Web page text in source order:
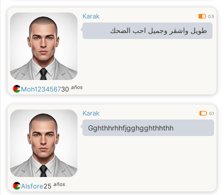
Karak 0.5
طويل واشقر وجميل احب الضحك
Moh123456730 años
Karak 0.1
Gghthhrhhfjgghgghthhthh
Alsfore25 años